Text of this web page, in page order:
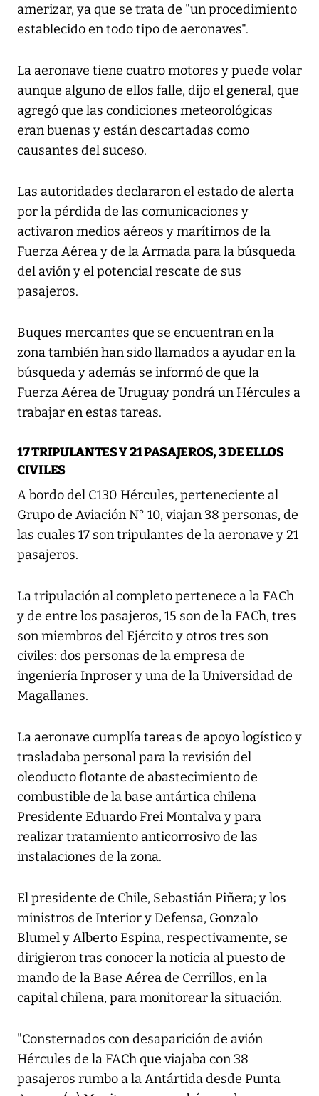
amerizar, ya que se trata de "un procedimiento
establecido en todo tipo de aeronaves".
La aeronave tiene cuatro motores y puede volar
aunque alguno de ellos falle, dijo el general, que
agregó que las condiciones meteorológicas
eran buenas y están descartadas como
causantes del suceso.
Las autoridades declararon el estado de alerta
por la pérdida de las comunicaciones y
activaron medios aéreos y marítimos de la
Fuerza Aérea y de la Armada para la búsqueda
del avión y el potencial rescate de sus
pasajeros.
Buques mercantes que se encuentran en la
zona también han sido llamados a ayudar en la
búsqueda y además se informó de que la
Fuerza Aérea de Uruguay pondrá un Hércules a
trabajar en estas tareas.
17 TRIPULANTES Y 21 PASAJEROS, 3 DE ELLOS
CIVILES
A bordo del C130 Hércules, perteneciente al
Grupo de Aviación N° 10, viajan 38 personas, de
las cuales 17 son tripulantes de la aeronave y 21
pasajeros.
La tripulación al completo pertenece a la FACh
y de entre los pasajeros, 15 son de la FACh, tres
son miembros del Ejército y otros tres son
civiles: dos personas de la empresa de
ingeniería Inproser y una de la Universidad de
Magallanes.
La aeronave cumplía tareas de apoyo logístico y
trasladaba personal para la revisión del
oleoducto flotante de abastecimiento de
combustible de la base antártica chilena
Presidente Eduardo Frei Montalva y para
realizar tratamiento anticorrosivo de las
instalaciones de la zona.
El presidente de Chile, Sebastián Piñera; y los
ministros de Interior y Defensa, Gonzalo
Blumel y Alberto Espina, respectivamente, se
dirigieron tras conocer la noticia al puesto de
mando de la Base Aérea de Cerrillos, en la
capital chilena, para monitorear la situación.
"Consternados con desaparición de avión
Hércules de la FACh que viajaba con 38
pasajeros rumbo a la Antártida desde Punta